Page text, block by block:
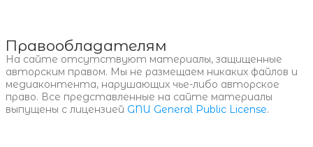
Правообладателям
На сайте отсутствуют материалы, защищенные
авторским правом. Мы не размещаем никаких файлов и
медиаконтента, нарушающих чье-либо авторское
право. Все представленные на сайте материалы
выпущены с лицензией GNU General Public License.